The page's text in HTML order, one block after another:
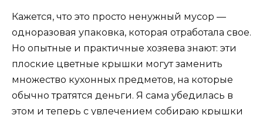
Кажется, что это просто ненужный мусор —
одноразовая упаковка, которая отработала свое.
Но опытные и практичные хозяева знают: эти
плоские цветные крышки могут заменить
множество кухонных предметов, на которые
обычно тратятся деньги. Я сама убедилась в
этом и теперь с увлечением собираю крышки